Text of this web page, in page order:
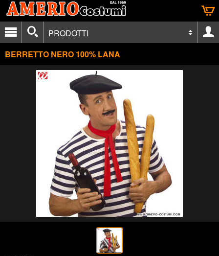
PRODOTTI
BERRETTO NERO 100% LANA